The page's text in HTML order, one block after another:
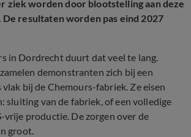
ziek worden door blootstelling aan deze
resultaten worden pas eind 2027
in Dordrecht duurt dat veel te lang.
demonstranten zich bij een
bij de Chemours-fabriek. Ze eisen
sluiting van de fabriek, of een volledige
vrije productie. De zorgen over de
groot.